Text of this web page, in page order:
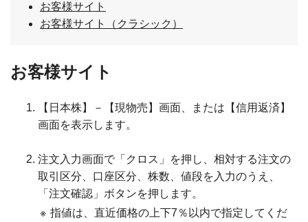
お客様サイト
お客様サイト（クラシック）
お客様サイト
【日本株】－【現物売】画面、または【信用返済】
画面を表示します。
注文入力画面で「クロス」を押し、相対する注文の
取引区分、口座区分、株数、値段を入力のうえ、
「注文確認」ボタンを押します。
※ 指値は、直近価格の上下7％以内で指定してくだ